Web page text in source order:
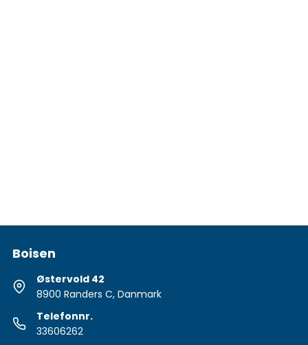
Boisen
Østervold 42
8900 Randers C, Danmark
Telefonnr.
33606262